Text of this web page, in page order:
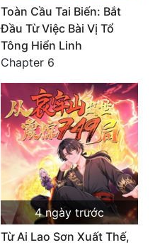
Toàn Cầu Tai Biến: Bắt
Đầu Từ Việc Bài Vị Tổ
Tông Hiển Linh
Chapter 6
4 ngày trước
Từ Ai Lao Sơn Xuất Thế,